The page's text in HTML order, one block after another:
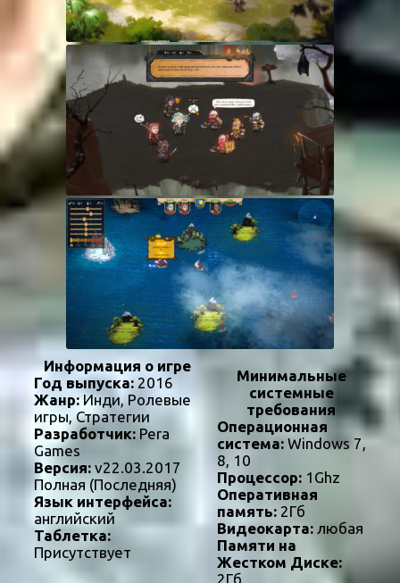
Информация о игре
Год выпуска: 2016
Жанр:Инди, Ролевые
игры, Стратегии
Разработчик: Pera
Games
Версия: v22.03.2017
Полная (Последняя)
Язык интерфейса:
английский
Таблетка:
Присутствует
Минимальные
системные
требования
Операционная
система:Windows 7,
8, 10
Процессор:1Ghz
Оперативная
память:2Гб
Видеокарта:любая
Памяти на
Жестком Диске:
2Гб